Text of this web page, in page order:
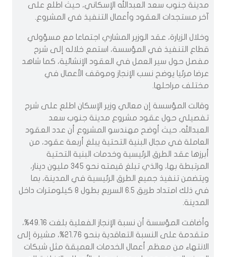
مدينة جنوب سعد العبدالله الإسكاني، حيث اطلع على
آخر مستجدات العقود وأعمال التنفيذ في المشروع.
‏وخلال الزيارة، عقد الوزير المشاري اجتماعا مع مسؤولي
قطاع التنفيذ في المؤسسة، استمع خلاله إلى شرح
مفصل حول سير العمل في العقود الإنشائية، كما شاهد
عرضا مرئيا يوضح نسب الإنجاز وموقف الأعمال في
مختلف مراحلها.
‏وقالت المؤسسة إن معالي وزير الإسكان اطلع على شرح
تفصيلي حول عقود مشروع مدينة جنوب سعد
العبدالله، حيث أوضح مهندسو المشروع أن عدد العقود
العاملة في مجال البنية التحتية يبلغ أربعة عقود، من
أبرزها عقد الطرق الرئيسية وخدمات البنية التحتية
المرتبطة بها، والذي تبلغ قيمته نحو 345 مليون دينار،
ويتضمن تنفيذ جميع الطرق الرئيسية في المدينة، بما
في ذلك امتداد طريق 6.5 السريع بطول 8 كيلومترات داخل
المدينة.
‏وأضافت المؤسسة أن نسبة الإنجاز الفعلية بلغت 49.16%،
متقدمة على النسبة التعاقدية بنحو 21.76%، مشيرة إلى
الانتهاء من معظم أعمال الخدمات العميقة مثل شبكات